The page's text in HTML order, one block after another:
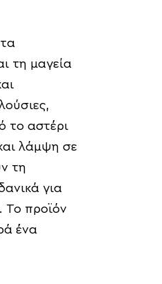
τη μαγεία
το αστέρι
λάμψη σε
τη
για
Το προϊόν
ένα